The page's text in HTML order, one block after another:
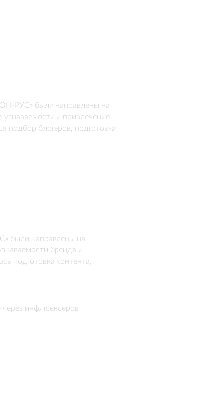
РУС» были направлены на
и привлечение
подбор блогеров, подготовка
были направлены на
бренда и
подготовка контента,
через инфлюенсеров